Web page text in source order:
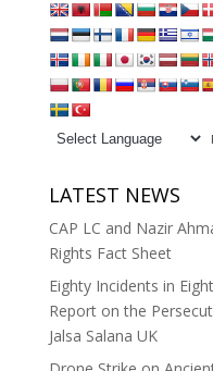
LATEST NEWS
CAP LC and Nazir
Rights Fact Sheet
Eighty Incidents in
Report on the
Jalsa Salana UK